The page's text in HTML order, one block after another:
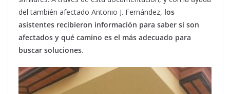
del también afectado Antonio J. Fernández, los
asistentes recibieron información para saber si son
afectados y qué camino es el más adecuado para
buscar soluciones.